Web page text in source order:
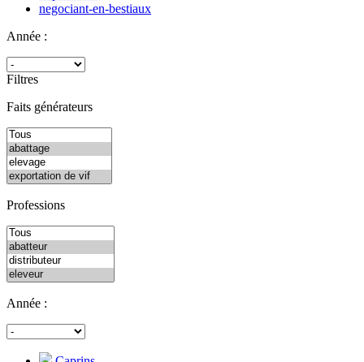
negociant-en-bestiaux
Année :
Filtres
Faits générateurs
Professions
Année :